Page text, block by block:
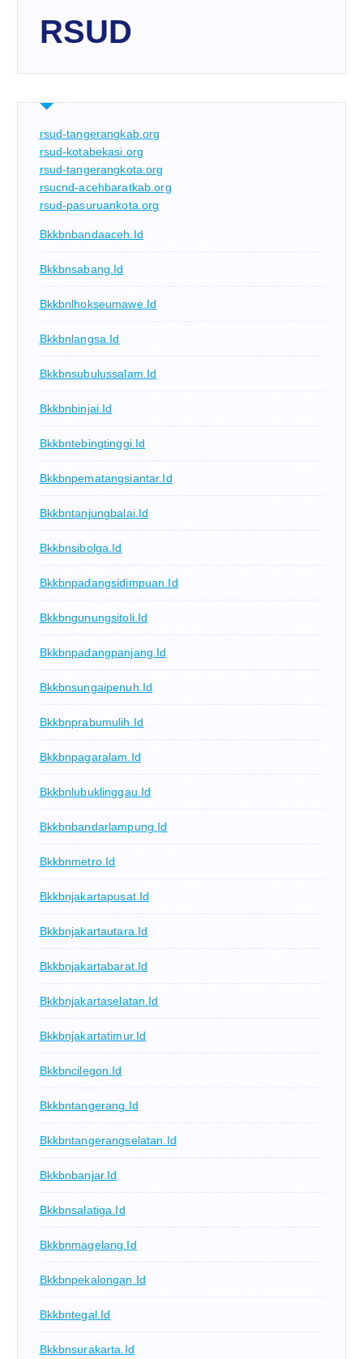
RSUD
rsud-tangerangkab.org
rsud-kotabekasi.org
rsud-tangerangkota.org
rsucnd-acehbaratkab.org
rsud-pasuruankota.org
Bkkbnbandaaceh.id
Bkkbnsabang.id
Bkkbnlhokseumawe.id
Bkkbnlangsa.id
Bkkbnsubulussalam.id
Bkkbnbinjai.id
Bkkbntebingtinggi.id
Bkkbnpematangsiantar.id
Bkkbntanjungbalai.id
Bkkbnsibolga.id
Bkkbnpadangsidimpuan.id
Bkkbngunungsitoli.id
Bkkbnpadangpanjang.id
Bkkbnsungaipenuh.id
Bkkbnprabumulih.id
Bkkbnpagaralam.id
Bkkbnlubuklinggau.id
Bkkbnbandarlampung.id
Bkkbnmetro.id
Bkkbnjakartapusat.id
Bkkbnjakartautara.id
Bkkbnjakartabarat.id
Bkkbnjakartaselatan.id
Bkkbnjakartatimur.id
Bkkbncilegon.id
Bkkbntangerang.id
Bkkbntangerangselatan.id
Bkkbnbanjar.id
Bkkbnsalatiga.id
Bkkbnmagelang.id
Bkkbnpekalongan.id
Bkkbntegal.id
Bkkbnsurakarta.id